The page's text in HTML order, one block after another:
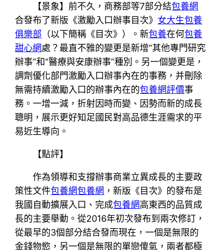
【景象】前不久，商務部等7部分結包養網
合發布了新版《激勵入口辦事目次》 女大生包養
俱樂部 （以下簡稱《目次》）。新包養在何包養
甜心網處？最直不雅的變更是新增“其他專門研究
辦事”和“醫療與安康辦事”種別。另一個變更是，
調劑優化部門激勵入口辦事內在的事務，并刪除
無需持續激勵入口的辦事內在的包養網評價事
務。一增一減，折射因時而變、因勢而新的成長
聰明，展示更好知足國民對高品德生涯需求的平
易近生導向。
【點評】
作為領導和支撐辦事商業立異成長的主要政
策性文件包養網包養網 ，新版《目次》的發布是
我國自動擴展入口、完成包養網高東西的品質成
長的主要舉動。從2016年初次發布到兩次修訂，
從最早的3個部分結合發而現在，一個是無限的
金錢物慾，另一個是無限的單戀傻氣，兩者都極